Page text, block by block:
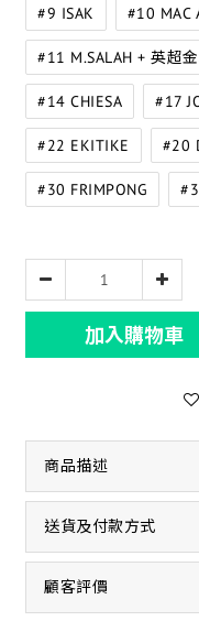
#9 ISAK #10 MAC
#11 M.SALAH + 英超
#14 CHIESA #17
#22 EKITIKE #20
#30 FRIMPONG
加入購物車
商品描述
送貨及付款方式
顧客評價